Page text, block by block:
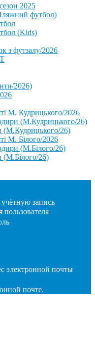
2025
футбол)
(Kids)
з футзалу/2026
2026)
М. Кудрицького/2026
(М.Кудрицького/26)
(М.Кудрицького/26)
М. Білого/2026
(М.Білого/26)
(М.Білого/26)
запись
электронной почты
почте.